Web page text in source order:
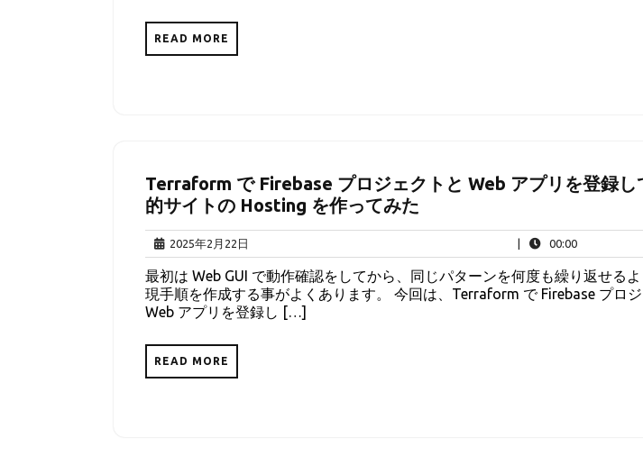
READ MORE
Terraform で Firebase プロジェクトと Web アプリを登録し
的サイトの Hosting を作ってみた
2025年2月22日
年
2
月
22
00:0000:00
最初は Web GUI で動作確認をしてから、同じパターンを何度も繰り返せる
現手順を作成する事がよくあります。 今回は、Terraform で Firebase プロ
Web アプリを登録し […]
READ MORE